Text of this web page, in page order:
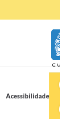
Acessibilidade